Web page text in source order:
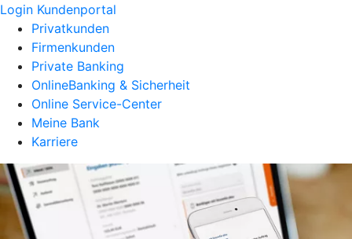
Login Kundenportal
Privatkunden
Firmenkunden
Private Banking
OnlineBanking & Sicherheit
Online Service-Center
Meine Bank
Karriere